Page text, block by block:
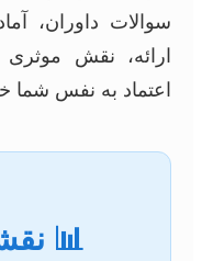
سوالات داوران،
ارائه، نقش
اعتماد به نفس شما
📊